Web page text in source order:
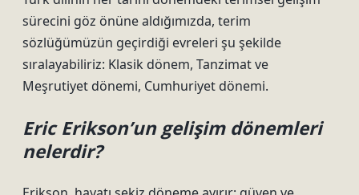
sürecini göz önüne aldığımızda, terim
sözlüğümüzün geçirdiği evreleri şu şekilde
sıralayabiliriz: Klasik dönem, Tanzimat ve
Meşrutiyet dönemi, Cumhuriyet dönemi.
Eric Erikson’un gelişim dönemleri
nelerdir?